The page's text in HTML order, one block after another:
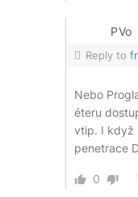
PVo
Reply to
Nebo
éteru
vtip. I když
penetrace
0